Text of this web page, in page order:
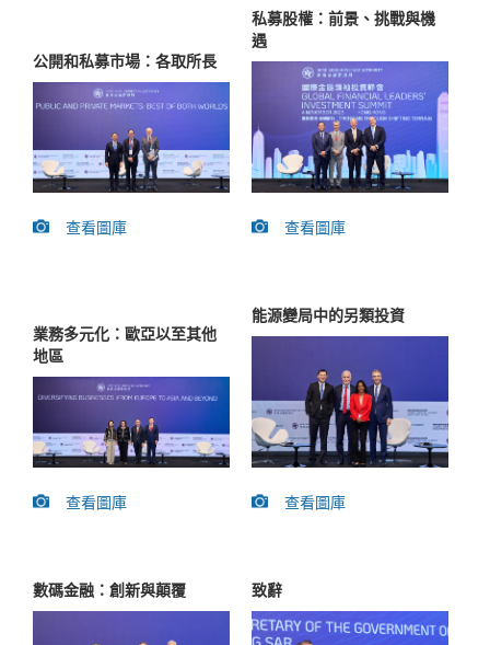
公開和私募市場：各取所長
查看圖庫
私募股權：前景、挑戰與機
遇
查看圖庫
業務多元化：歐亞以至其他
地區
查看圖庫
能源變局中的另類投資
查看圖庫
數碼金融：創新與顛覆 致辭